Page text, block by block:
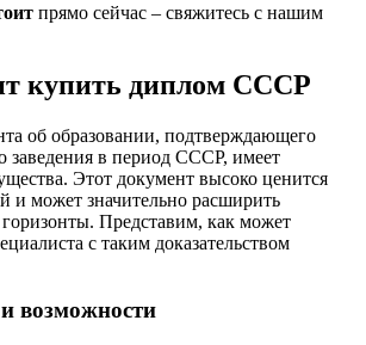
прямо сейчас – свяжитесь с нашим
купить диплом СССР
об образовании, подтверждающего
заведения в период СССР, имеет
Этот документ высоко ценится
и может значительно расширить
Представим, как может
с таким доказательством
возможности